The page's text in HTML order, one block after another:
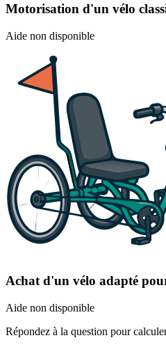
Motorisation d'un vélo
Aide non disponible
Achat d'un vélo adapté
Aide non disponible
Répondez à la question pour